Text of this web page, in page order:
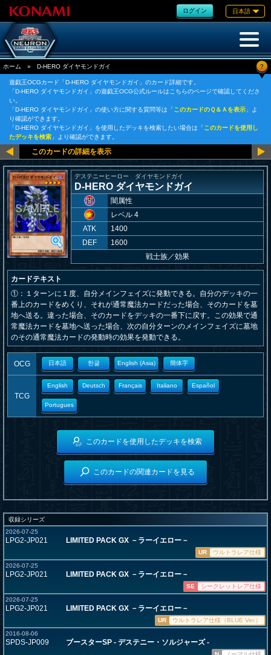
ログイン 日本語
ホーム » D-HERO ダイヤモンドガイ ?
遊戯王OCGカード「D-HERO ダイヤモンドガイ」のカード詳細です。
「D-HERO ダイヤモンドガイ」の遊戯王OCG公式ルールはこちらのページで確認してくださ
い。
「D-HERO ダイヤモンドガイ」の使い方に関する質問等は「このカードのＱ＆Ａを表示 」よ
り確認ができます。
「D-HERO ダイヤモンドガイ」を使用したデッキを検索したい場合は「このカードを使用し
たデッキを検索 」より確認ができます。
デステニーヒーロー ダイヤモンドガイ
D-HERO ダイヤモンドガイ
闇属性
レベル 4
ATK
1400
DEF
1600
戦士族／効果
カードテキスト
①：１ターンに１度、自分メインフェイズに発動できる。自分のデッキの一
番上のカードをめくり、それが通常魔法カードだった場合、そのカードを墓
地へ送る。違った場合、そのカードをデッキの一番下に戻す。この効果で通
常魔法カードを墓地へ送った場合、次の自分ターンのメインフェイズに墓地
のその通常魔法カードの発動時の効果を発動できる。
OCG 日本語 한글 English (Asia) 簡体字
TCG
English Deutsch Français Italiano Español
Portugues
このカードを使用したデッキを検索
このカードの関連カードを見る
収録シリーズ
2026-07-25
LPG2-JP021 LIMITED PACK GX －ラーイエロー－
UR
ウルトラレア仕様
2026-07-25
LPG2-JP021 LIMITED PACK GX －ラーイエロー－
SE
シークレットレア仕様
2026-07-25
LPG2-JP021 LIMITED PACK GX －ラーイエロー－
UR
ウルトラレア仕様（BLUE Ver.）
2016-08-06
SPDS-JP009 ブースターSP - デステニー・ソルジャーズ -